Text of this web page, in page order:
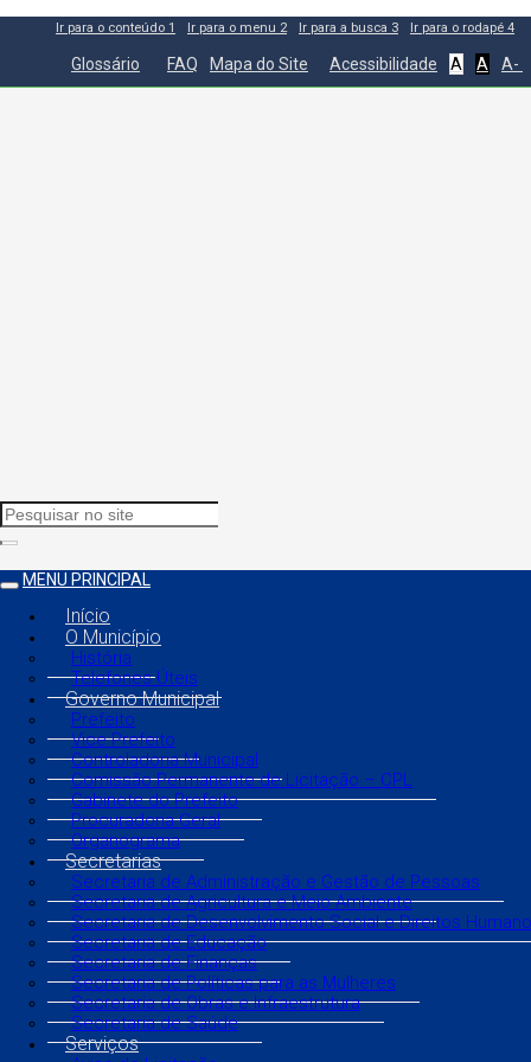
Ir para o conteúdo 1 Ir para o menu 2 Ir para a busca 3 Ir para o rodapé 4
Glossário FAQ Mapa do Site Acessibilidade A A A-
MENU PRINCIPAL
Início
O Município
História
Telefones Úteis
Governo Municipal
Prefeito
Vice Prefeito
Controladoria Municipal
Comissão Permanente de Licitação – CPL
Gabinete do Prefeito
Procuradoria Geral
Organograma
Secretarias
Secretaria de Administração e Gestão de Pessoas
Secretaria de Agricultura e Meio Ambiente
Secretaria de Desenvolvimento Social e Direitos
Secretaria de Educação
Secretaria de Finanças
Secretaria de Políticas para as Mulheres
Secretaria de Obras e Infraestrutura
Secretaria de Saúde
Serviços